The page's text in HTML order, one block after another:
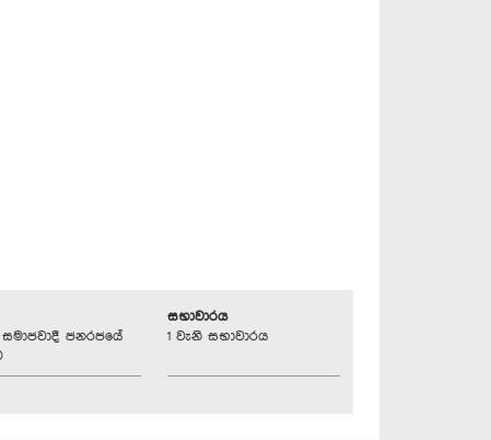
සමාජවාදී ජනරජයේ
සභාවාරය
1 වැනි සභාවාරය